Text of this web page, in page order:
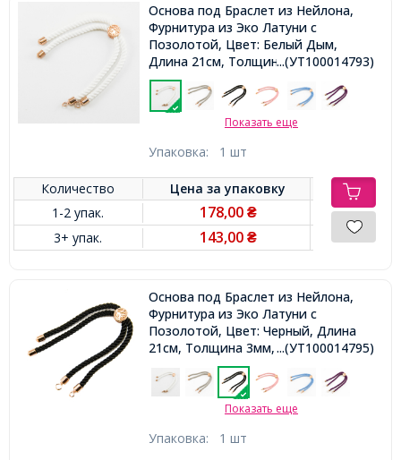
Основа под Браслет из Нейлона,
Фурнитура из Эко Латуни с
Позолотой, Цвет: Белый Дым,
Длина 21см, Толщина 3мм, Отв
2.5мм,
...(УТ100014793)
Показать еще
Упаковка: 1 шт
Количество Цена заупаковку
1-2 упак.
178,00 ₴
3+ упак. 143,00 ₴
Основа под Браслет из Нейлона,
Фурнитура из Эко Латуни с
Позолотой, Цвет: Черный, Длина
21см, Толщина 3мм, Отв 2.5мм,
...(УТ100014795)
Показать еще
Упаковка: 1 шт